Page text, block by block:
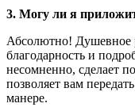
3. Могу ли я
Абсолютно! Душевное
благодарность и
несомненно, сделает
позволяет вам
манере.